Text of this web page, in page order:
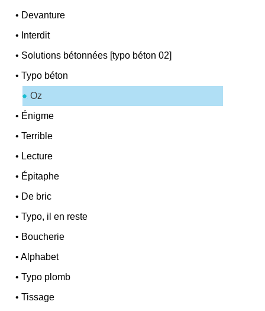
• Devanture
• Interdit
• Solutions bétonnées [typo béton 02]
•Typo béton
Oz
• Énigme
•Terrible
• Lecture
• Épitaphe
• De bric
•Typo, il en reste
• Boucherie
•Alphabet
•Typo plomb
•Tissage